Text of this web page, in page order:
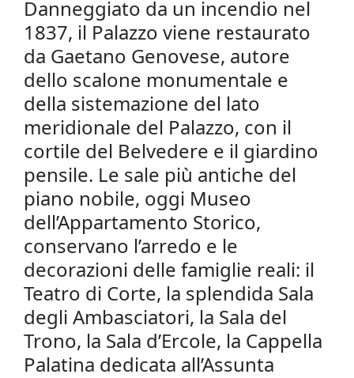
Danneggiato da un incendio nel
1837, il Palazzo viene restaurato
da Gaetano Genovese, autore
dello scalone monumentale e
della sistemazione del lato
meridionale del Palazzo, con il
cortile del Belvedere e il giardino
pensile. Le sale più antiche del
piano nobile, oggi Museo
dell’Appartamento Storico,
conservano l’arredo e le
decorazioni delle famiglie reali: il
Teatro di Corte, la splendida Sala
degli Ambasciatori, la Sala del
Trono, la Sala d’Ercole, la Cappella
Palatina dedicata all’Assunta